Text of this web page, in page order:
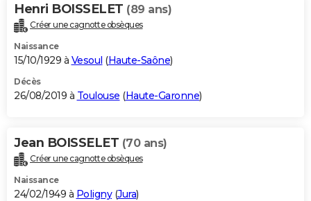
Henri BOISSELET (89 ans)
Créer une cagnotte obsèques
Naissance
15/10/1929 à Vesoul (Haute-Saône)
Décès
26/08/2019 à Toulouse (Haute-Garonne)
Jean BOISSELET (70 ans)
Créer une cagnotte obsèques
Naissance
24/02/1949 à Poligny(Jura)